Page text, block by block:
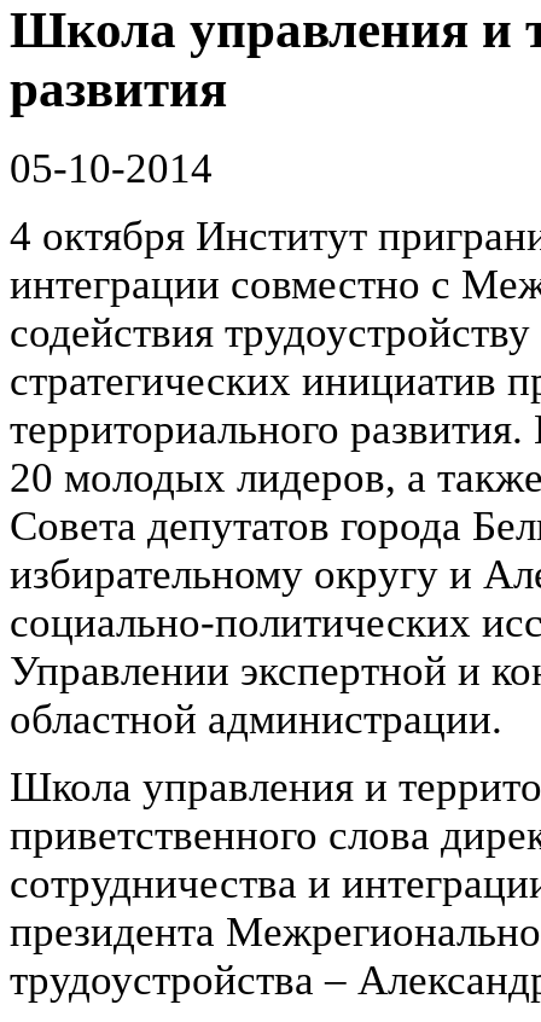
Школа управления и
развития
05-10-2014
4 октября Институт
интеграции совместно с
содействия
стратегических инициатив
территориального
20 молодых лидеров, а
Совета депутатов города
избирательному округу и
социально-политических
Управлении экспертной и
областной администрации.
Школа управления и
приветственного слова
сотрудничества и
президента
трудоустройства –